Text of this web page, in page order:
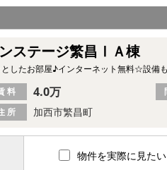
ステージ繁昌ⅠＡ棟
としたお部屋♪インターネット無料☆設備
所 加西市繁昌町
料 4.0万
物件を実際に見たい